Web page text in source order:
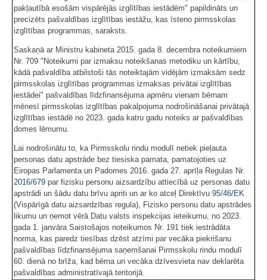
pakļautībā esošām vispārējās izglītības iestādēm" papildināts un
precizēts pašvaldības izglītības iestāžu, kas īsteno pirmsskolas
izglītības programmas, saraksts.
Saskaņā ar Ministru kabineta 2015. gada 8. decembra noteikumiem
Nr. 709 "Noteikumi par izmaksu noteikšanas metodiku un kārtību,
kādā pašvaldība atbilstoši tās noteiktajām vidējām izmaksām sedz
pirmsskolas izglītības programmas izmaksas privātai izglītības
iestādei" pašvaldības līdzfinansējuma apmēru vienam bērnam
mēnesī pirmsskolas izglītības pakalpojuma nodrošināšanai privātajā
izglītības iestādē no 2023. gada katru gadu noteiks ar pašvaldības
domes lēmumu.
Lai nodrošinātu to, ka Pirmsskolu rindu modulī netiek pieļauta
personas datu apstrāde bez tiesiska pamata, pamatojoties uz
Eiropas Parlamenta un Padomes 2016. gada 27. aprīļa Regulas Nr.
2016/679 par fizisku personu aizsardzību attiecībā uz personas datu
apstrādi un šādu datu brīvu apriti un ar ko atceļ Direktīvu 95/46/EK
(Vispārīgā datu aizsardzības regula), Fizisko personu datu apstrādes
likumu un ņemot vērā Datu valsts inspekcijas ieteikumu, no 2023.
gada 1. janvāra Saistošajos noteikumos Nr. 191 tiek iestrādāta
norma, kas paredz tiesības dzēst atzīmi par vecāka piekrišanu
pašvaldības līdzfinansējuma saņemšanai Pirmsskolu rindu modulī
60. dienā no brīža, kad bērna un vecāka dzīvesvieta nav deklarēta
pašvaldības administratīvajā teritorijā.